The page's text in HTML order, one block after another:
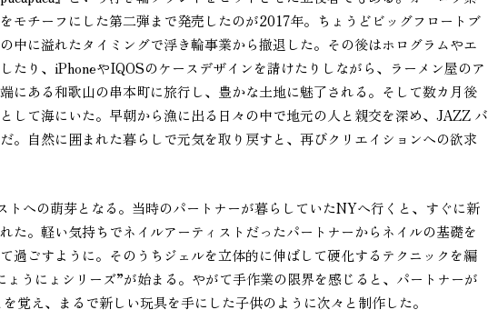
モチーフにした第二弾まで発売したのが2017年。ちょうどビッグフロートブ
中に溢れたタイミングで浮き輪事業から撤退した。その後はホログラムやエ
たり、iPhoneやIQOSのケースデザインを請けたりしながら、ラーメン屋のア
にある和歌山の串本町に旅行し、豊かな土地に魅了される。そして数カ月後
して海にいた。早朝から漁に出る日々の中で地元の人と親交を深め、JAZZ バ
。自然に囲まれた暮らしで元気を取り戻すと、再びクリエイションへの欲求
への萌芽となる。当時のパートナーが暮らしていたNYへ行くと、すぐに新
た。軽い気持ちでネイルアーティストだったパートナーからネイルの基礎を
過ごすように。そのうちジェルを立体的に伸ばして硬化するテクニックを編
うにょシリーズ”が始まる。やがて手作業の限界を感じると、パートナーが
覚え、まるで新しい玩具を手にした子供のように次々と制作した。